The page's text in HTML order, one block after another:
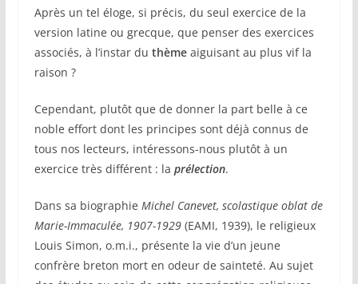
Après un tel éloge, si précis, du seul exercice de la
version latine ou grecque, que penser des exercices
associés, à l’instar du thèmeaiguisant au plus vif la
raison ?
Cependant, plutôt que de donner la part belle à ce
noble effort dont les principes sont déjà connus de
tous nos lecteurs, intéressons-nous plutôt à un
exercice très différent : la prélection.
Dans sa biographie Michel Canevet, scolastique oblat de
Marie-Immaculée, 1907-1929 (EAMI, 1939), le religieux
Louis Simon, o.m.i., présente la vie d’un jeune
confrère breton mort en odeur de sainteté. Au sujet